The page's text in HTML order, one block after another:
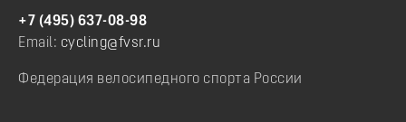
+7 (495) 637-08-98
Email: cycling@fvsr.ru
Федерация велосипедного спорта России